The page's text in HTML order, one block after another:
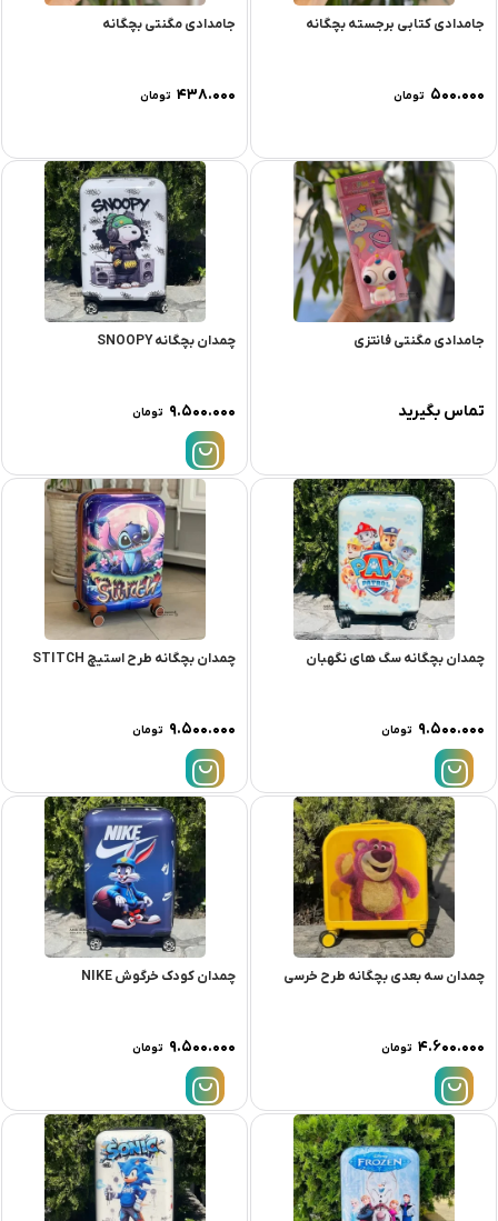
جامدادی کتابی برجسته بچگانه
۵۰۰.۰۰۰ تومان
جامدادی مگنتی بچگانه
۴۳۸.۰۰۰ تومان
جامدادی مگنتی فانتزی
تماس بگیرید
چمدان بچگانه SNOOPY
۹.۵۰۰.۰۰۰ تومان
چمدان بچگانه سگ های نگهبان
۹.۵۰۰.۰۰۰ تومان
چمدان بچگانه طرح استیچ STITCH
۹.۵۰۰.۰۰۰ تومان
چمدان سه بعدی بچگانه طرح خرسی
۴.۶۰۰.۰۰۰ تومان
چمدان کودک خرگوش NIKE
۹.۵۰۰.۰۰۰ تومان